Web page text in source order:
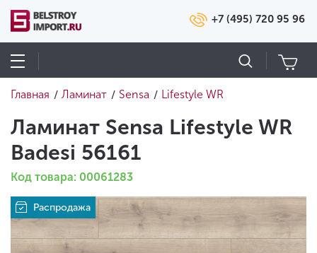
+7 (495) 720 95 96
Главная / Ламинат / Sensa / Lifestyle WR
Ламинат Sensa Lifestyle WR
Badesi 56161
Код товара: 00061283
Распродажа